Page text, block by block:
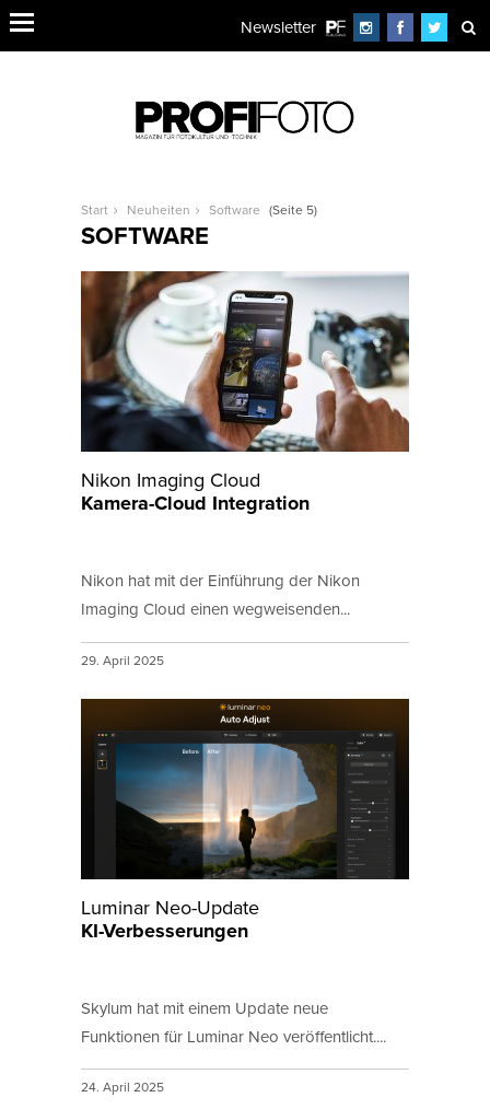
Newsletter
Start Neuheiten Software (Seite 5)
SOFTWARE
Nikon Imaging Cloud
Kamera-Cloud Integration
Nikon hat mit der Einführung der Nikon
Imaging Cloud einen wegweisenden...
29. April 2025
Luminar Neo-Update
KI-Verbesserungen
Skylum hat mit einem Update neue
Funktionen für Luminar Neo veröffentlicht....
24. April 2025